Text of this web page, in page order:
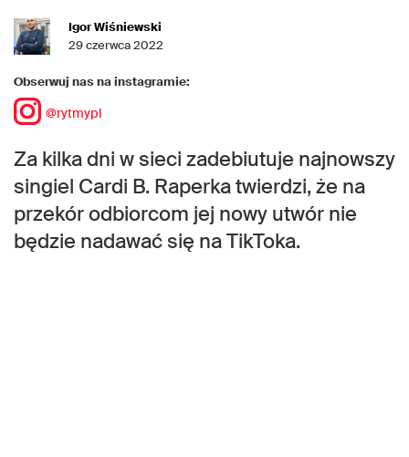
Igor Wiśniewski
29 czerwca 2022
Obserwuj nas na instagramie:
@rytmypl
Za kilka dni w sieci zadebiutuje najnowszy
singiel Cardi B. Raperka twierdzi, że na
przekór odbiorcom jej nowy utwór nie
będzie nadawać się na TikToka.